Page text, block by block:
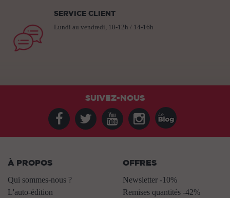
SERVICE CLIENT
Lundi au vendredi, 10-12h / 14-16h
SUIVEZ-NOUS
À PROPOS
Qui sommes-nous ?
L'auto-édition
OFFRES
Newsletter -10%
Remises quantités -42%